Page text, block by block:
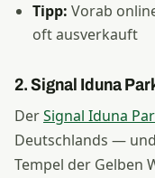
Tipp: Vorab
oft ausverkauft
2. Signal Iduna
DerSignal Iduna
Deutschlands —
Tempel der Gelben